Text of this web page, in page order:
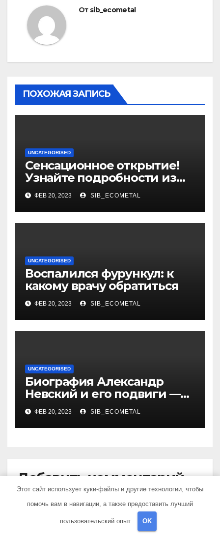
От sib_ecometal
ПОХОЖАЯ ЗАПИСЬ
UNCATEGORISED
Сенсационное открытие!
Узнайте подробности из
биографии и уникальные
достижения выдающегося
политолога Сосновского
Александра
ФЕВ 20, 2023 SIB_ECOMETAL
UNCATEGORISED
Воспалился фурункул: к
какому врачу обратиться
ФЕВ 20, 2023 SIB_ECOMETAL
UNCATEGORISED
Биография Александр
Невский и его подвиги —
история жизни великого
князя, защитника Руси
ФЕВ 20, 2023 SIB_ECOMETAL
Добавить комментарий
Для отправки комментария вам необходимо
авторизоваться.
Этот сайт использует куки-файлы и другие технологии, чтобы
помочь вам в навигации, а также предоставить лучший
пользовательский опыт. OK